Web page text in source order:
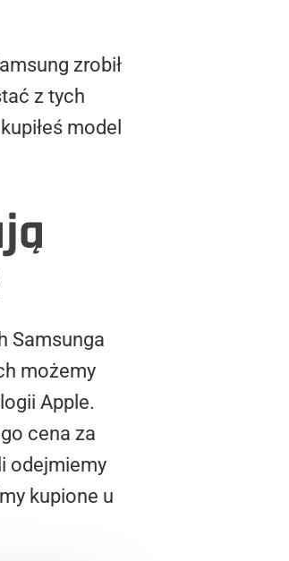
zrobił
z tych
model
Samsunga
możemy
Apple.
cena za
odejmiemy
kupione u